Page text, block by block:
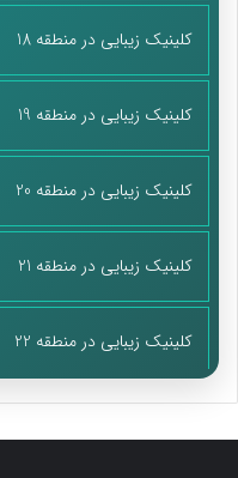
کلینیک زیبایی در منطقه 18
کلینیک زیبایی در منطقه 19
کلینیک زیبایی در منطقه 20
کلینیک زیبایی در منطقه 21
کلینیک زیبایی در منطقه 22